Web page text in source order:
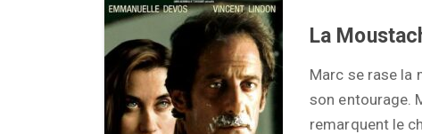
La
Marc se rase la
son entourage.
remarquent le